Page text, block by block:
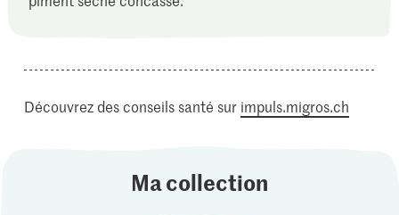
Découvrez des conseils santé sur impuls.migros.ch
Ma collection